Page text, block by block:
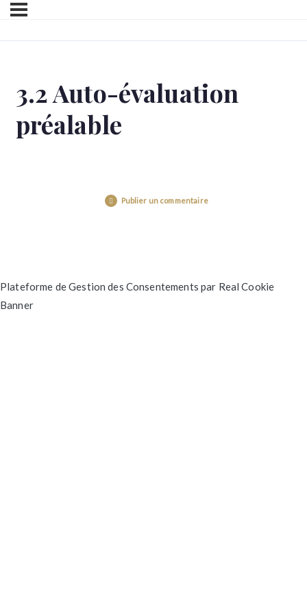
3.2 Auto-évaluation
préalable
Publier un commentaire
Plateforme de Gestion des Consentements par Real Cookie
Banner